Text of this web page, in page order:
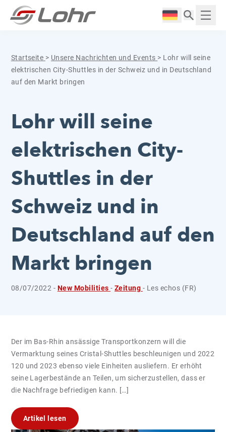
Zum Inhalt springen
Langue :
Startseite > Unsere Nachrichten und Events > Lohr will seine
elektrischen City-Shuttles in der Schweiz und in Deutschland
auf den Markt bringen
Lohr will seine
elektrischen City-
Shuttles in der
Schweiz und in
Deutschland auf den
Markt bringen
08/07/2022 - New Mobilities-Zeitung - Les echos (FR)
Der im Bas-Rhin ansässige Transportkonzern will die
Vermarktung seines Cristal-Shuttles beschleunigen und 2022
120 und 2023 ebenso viele Einheiten ausliefern. Er erhöht
seine Lagerbestände an Teilen, um sicherzustellen, dass er
die Nachfrage befriedigen kann. […]
Artikel lesen
Cookie-Einstellungen